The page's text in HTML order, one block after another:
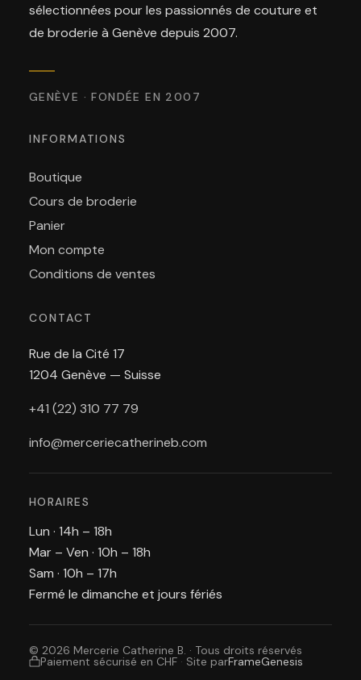
sélectionnées pour les passionnés de couture et
de broderie à Genève depuis 2007.
GENÈVE · FONDÉE EN 2007
INFORMATIONS
Boutique
Cours de broderie
Panier
Mon compte
Conditions de ventes
CONTACT
Rue de la Cité 17
1204 Genève — Suisse
+41 (22) 310 77 79
info@merceriecatherineb.com
HORAIRES
Lun · 14h – 18h
Mar – Ven · 10h – 18h
Sam · 10h – 17h
Fermé le dimanche et jours fériés
© 2026 Mercerie Catherine B. · Tous droits réservés
Paiement sécurisé en CHF · Site parFrameGenesis